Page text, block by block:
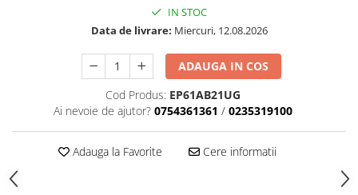
Casa si gradina
Accesorii Audio Hi-Fi
Bucatarie
Gratar
IN STOC
Data de livrare: Miercuri, 12.08.2026
ADAUGA IN COS
Cod Produs: EP61AB21UG
Ai nevoie de ajutor? 0754361361 / 0235319100
Adauga la Favorite Cere informatii